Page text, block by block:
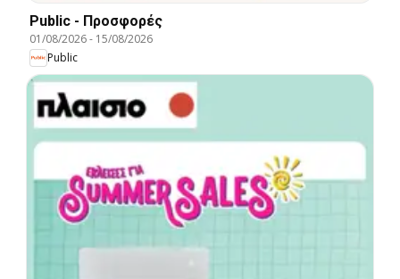
Public - Προσφορές
01/08/2026- 15/08/2026
Public